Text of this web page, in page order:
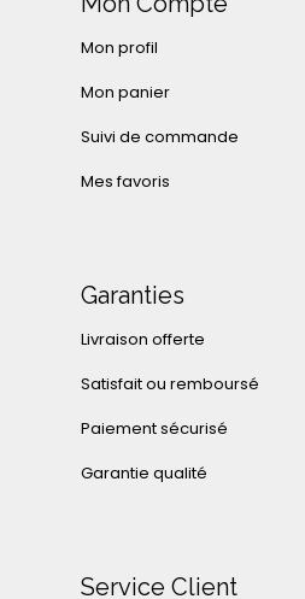
Mon profil
Mon panier
Suivi de commande
Mes favoris
Garanties
Livraison offerte
Satisfait ou remboursé
Paiement sécurisé
Garantie qualité
Service Client